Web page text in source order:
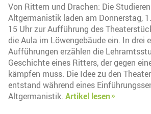
Von Rittern und Drachen: Die
Altgermanistik laden am Donnerstag,
15 Uhr zur Aufführung des
die Aula im Löwengebäude ein. In drei
Aufführungen erzählen die
Geschichte eines Ritters, der gegen
kämpfen muss. Die Idee zu den
entstand während eines
Altgermanistik. Artikel lesen